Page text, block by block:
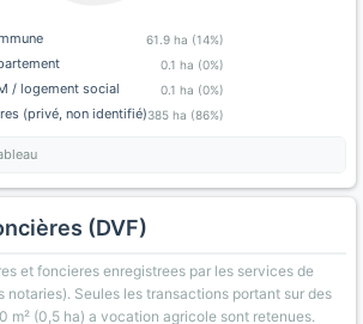
61.9 ha (14%)
0.1 ha (0%)
/ logement social 0.1 ha (0%)
(privé, non identifié)385 ha (86%)
(DVF)
et foncieres enregistrees par les services de
Seules les transactions portant sur des
m² (0,5 ha) a vocation agricole sont retenues.